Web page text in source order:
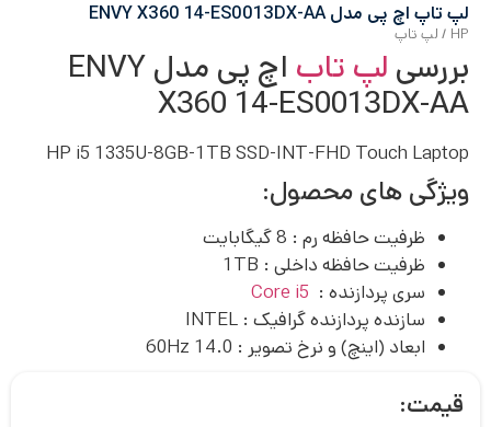
لپ تاپ اچ پی مدل ENVY X360 14-ES0013DX-AA
HP
/ لپ تاپ
بررسی لپ تاب
اچ پی مدل ENVY
X360 14-ES0013DX-AA
HP i5 1335U-8GB-1TB SSD-INT-FHD Touch Laptop
ویژگی های محصول:
ظرفیت حافظه رم : 8 گیگابایت
ظرفیت حافظه داخلی : 1TB
سری پردازنده :
سازنده پردازنده گرافیک : INTEL
ابعاد (اینچ) و نرخ تصویر : 60Hz 14.0
قیمت: